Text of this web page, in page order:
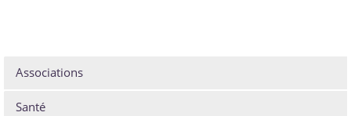
Associations
Santé